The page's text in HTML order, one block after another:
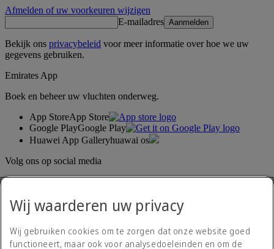
Afmelden of uw voorkeuren wijzigen
E-mailadres Aanmelden
Bekijk ons privacybeleid voor meer informatie over hoe we uw
gegevens gebruiken.
Emirates App
Boek en beheer uw vluchten onderweg.
App StoreApp Store
Google PlayGoogle Play
Huawei App Galleryhuawai os
Volg ons op social media
Wij waarderen uw privacy
Wij gebruiken cookies om te zorgen dat onze website goed
functioneert, maar ook voor analysedoeleinden en om de